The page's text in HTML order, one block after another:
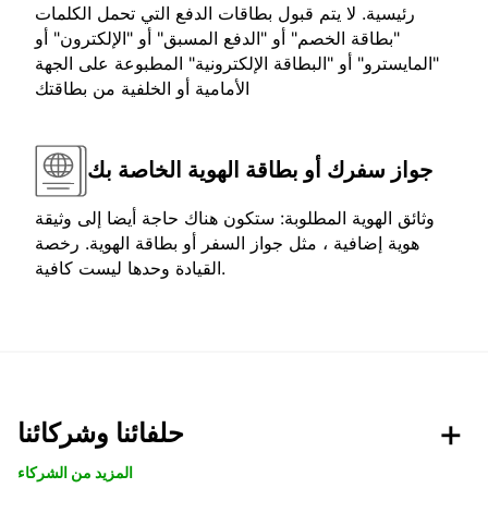
رئيسية. لا يتم قبول بطاقات الدفع التي تحمل الكلمات
"بطاقة الخصم" أو "الدفع المسبق" أو "الإلكترون" أو
"المايسترو" أو "البطاقة الإلكترونية" المطبوعة على الجهة
الأمامية أو الخلفية من بطاقتك
جواز سفرك أو بطاقة الهوية الخاصة بك
وثائق الهوية المطلوبة: ستكون هناك حاجة أيضا إلى وثيقة
هوية إضافية ، مثل جواز السفر أو بطاقة الهوية. رخصة
القيادة وحدها ليست كافية.
حلفائنا وشركائنا
المزيد من الشركاء